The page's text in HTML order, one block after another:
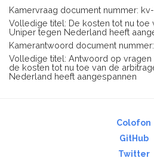
Kamervraag document nummer:
Volledige titel: De kosten tot nu toe
Uniper tegen Nederland heeft
Kamerantwoord document
Volledige titel: Antwoord op vragen
de kosten tot nu toe van de
Nederland heeft aangespannen
Colofon
GitHub
Twitter